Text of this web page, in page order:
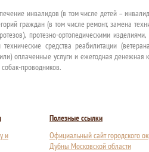
инвалидов (в том числе детей –
граждан (в том числе ремонт, замена
протезно-ортопедическими
средства реабилитации
оплаченные услуги и ежегодная
проводников.
и
Полезные ссылки
Официальный сайт городского
Дубны Московской области